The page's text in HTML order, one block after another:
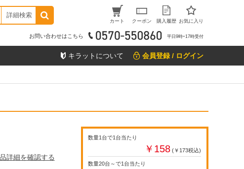
詳細検索
カート クーポン 購入履歴 お気に入り
お問い合わせはこちら 平日9時ｰ17時受付
キラットについて 会員登録 / ログイン
詳細を確認する
数量1台で1台当たり
￥158 (￥173税込)
数量20台～で1台当たり